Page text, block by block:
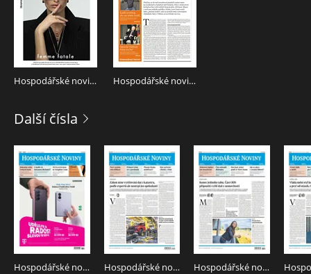
Hospodářské noviny - příloha Proč ne?! 049 - 8.3.2024 Proč Ne?! Hospodářské noviny - příloha Víkend 049 - 8.3.2024 Víkend
Další čísla
Hospodářské noviny 151 - 7.8.2026 Hospodářské noviny 150 - 6.8.2026 Hospodářské noviny 149 - 5.8.2026